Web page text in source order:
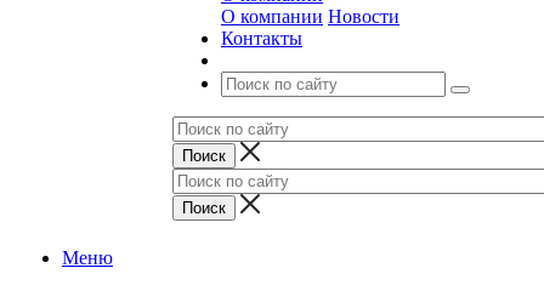
О компании Новости
Контакты
Меню